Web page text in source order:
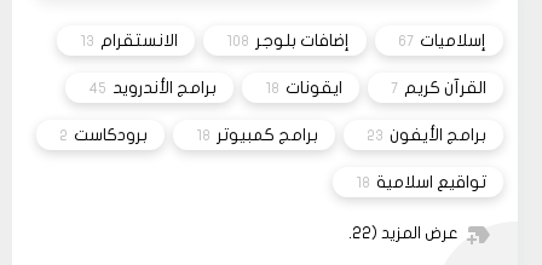
ليس هناك أي موقع لشراء القالب مثل خمسات أو
كفيل..، كما أنه ليس هناك مكان للتواصل عبر الفيسبوك
إسلاميات 67 إضافات بلوجر 108 الانستقرام 13
القرآن كريم 7 ايقونات 18 برامج الأندرويد 45
برامج الأيفون 23 برامج كمبيوتر 18 برودكاست 2
تواقيع اسلامية 18
عرض المزيد (22)